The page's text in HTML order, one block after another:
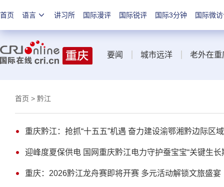
首页 语言 讲习所 国际漫评 国际锐评 国际3分钟 国际微
要闻 城市远洋 老外在重
首页 > 黔江
重庆黔江：抢抓“十五五”机遇 奋力建设渝鄂湘黔边际区
迎峰度夏保供电 国网重庆黔江电力守护蚕宝宝“关键生长
重庆：2026黔江龙舟赛即将开赛 多元活动解锁文旅盛宴